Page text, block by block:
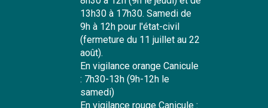
13h30 à 17h30. Samedi de
9h à 12h pour l'état-civil
(fermeture du 11 juillet au 22
août).
En vigilance orange Canicule
: 7h30-13h (9h-12h le
samedi)
En vigilance rouge Canicule :